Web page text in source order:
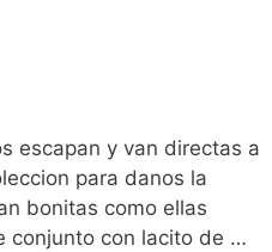
escapan y van directas a
para danos la
bonitas como ellas
conjunto con lacito de …